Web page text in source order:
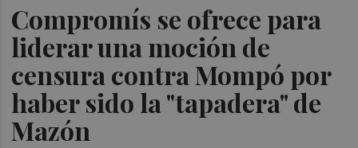
Compromís se ofrece para
liderar una moción de
censura contra Mompó por
haber sido la "tapadera" de
Mazón